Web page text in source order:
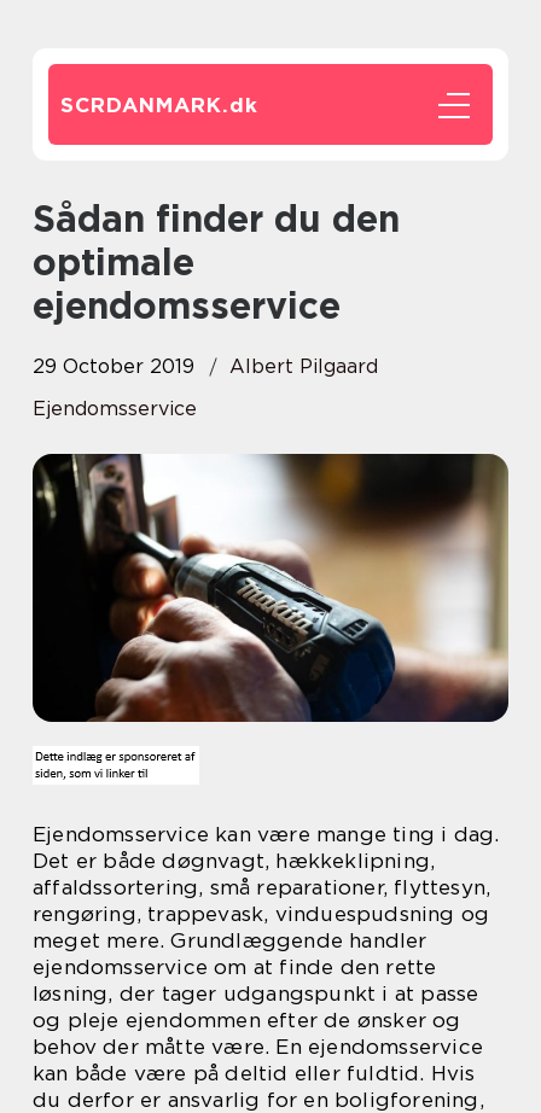
SCRDANMARK.dk
Sådan finder du den
optimale
ejendomsservice
29 October 2019
Albert Pilgaard
Ejendomsservice
Ejendomsservice kan være mange ting i dag.
Det er både døgnvagt, hækkeklipning,
affaldssortering, små reparationer, flyttesyn,
rengøring, trappevask, vinduespudsning og
meget mere. Grundlæggende handler
ejendomsservice om at finde den rette
løsning, der tager udgangspunkt i at passe
og pleje ejendommen efter de ønsker og
behov der måtte være. En ejendomsservice
kan både være på deltid eller fuldtid. Hvis
du derfor er ansvarlig for en boligforening,